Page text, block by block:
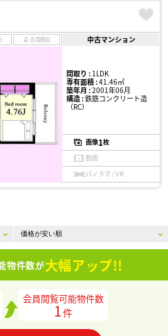
会員限定 中古マンション
間取り :1LDK
専有面積 :41.46㎡
築年月 :2001年06月
構造 :鉄筋コンクリート造
（RC）
画像1枚
動画
パノラマ / VR
物件数が大幅アップ!!
会員閲覧可能物件数
1件